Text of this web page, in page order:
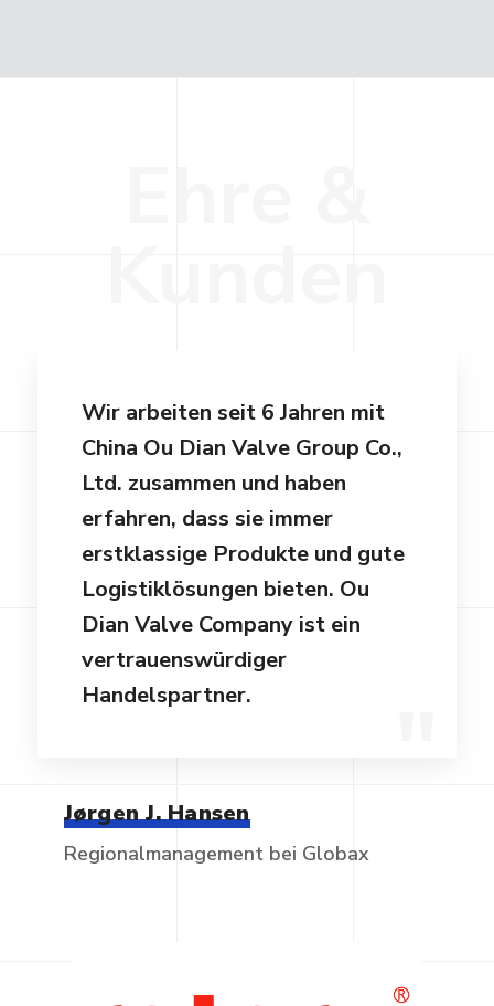
Wir arbeiten seit 6 Jahren mit
China Ou Dian Valve Group Co.,
Ltd. zusammen und haben
erfahren, dass sie immer
erstklassige Produkte und gute
Logistiklösungen bieten. Ou
Dian Valve Company ist ein
vertrauenswürdiger
Handelspartner.
Jørgen J. Hansen
Regionalmanagement bei Globax